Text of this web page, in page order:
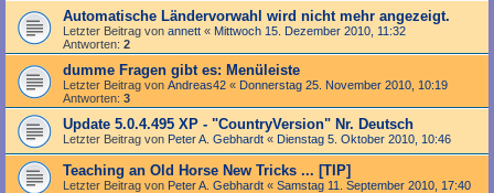
Automatische Ländervorwahl wird nicht mehr angezeigt.
Letzter Beitrag von annett « Mittwoch 15. Dezember 2010, 11:32
Antworten: 2
dumme Fragen gibt es: Menüleiste
Letzter Beitrag von Andreas42 « Donnerstag 25. November 2010, 10:19
Antworten: 3
Update 5.0.4.495 XP - "CountryVersion" Nr. Deutsch
Letzter Beitrag von Peter A. Gebhardt « Dienstag 5. Oktober 2010, 10:46
Teaching an Old Horse New Tricks ... [TIP]
Letzter Beitrag von Peter A. Gebhardt « Samstag 11. September 2010, 17:40